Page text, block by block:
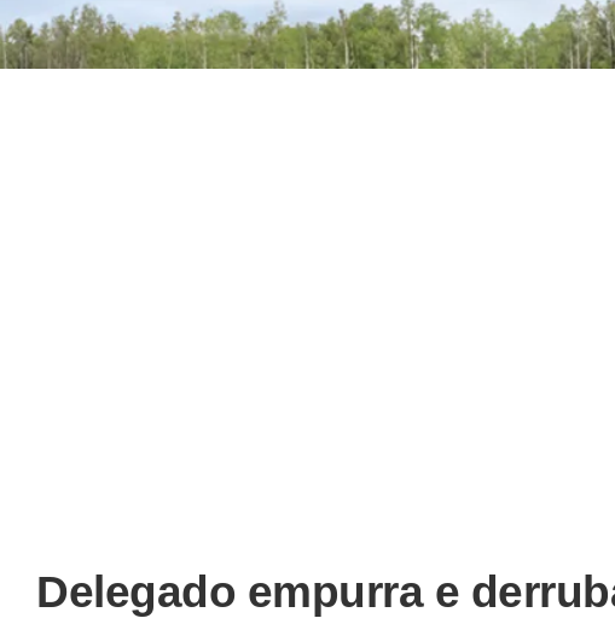
Delegado empurra e